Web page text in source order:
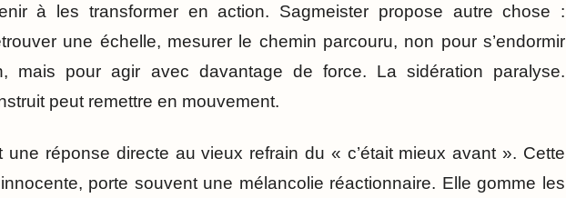
à les transformer en action. Sagmeister propose autre chose :
une échelle, mesurer le chemin parcouru, non pour s’endormir
mais pour agir avec davantage de force. La sidération paralyse.
peut remettre en mouvement.
réponse directe au vieux refrain du « c’était mieux avant ». Cette
porte souvent une mélancolie réactionnaire. Elle gomme les